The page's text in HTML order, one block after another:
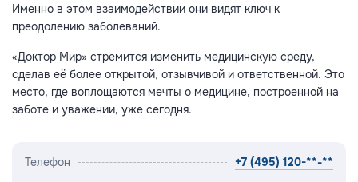
Именно в этом взаимодействии они видят ключ к
преодолению заболеваний.
«Доктор Мир» стремится изменить медицинскую среду,
сделав её более открытой, отзывчивой и ответственной. Это
место, где воплощаются мечты о медицине, построенной на
заботе и уважении, уже сегодня.
Телефон +7 (495) 120-**-**